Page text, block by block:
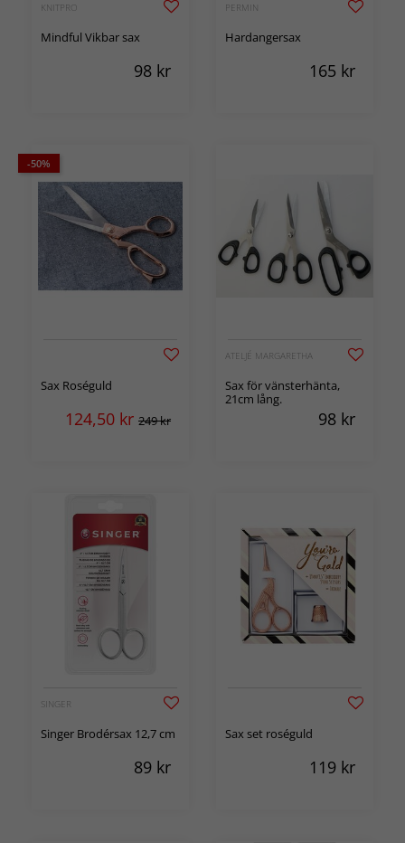
KNITPRO
Mindful Vikbar sax
98 kr
PERMIN
Hardangersax
165 kr
-50%
Sax Roséguld
124,50 kr 249 kr
ATELJÉ MARGARETHA
Sax för vänsterhänta,
21cm lång.
98 kr
SINGER
Singer Brodérsax 12,7 cm
89 kr
Sax set roséguld
119 kr